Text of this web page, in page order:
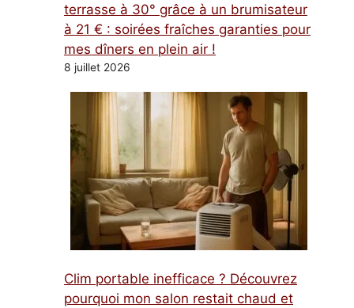
terrasse à 30° grâce à un brumisateur
à 21 € : soirées fraîches garanties pour
mes dîners en plein air !
8 juillet 2026
Clim portable inefficace ? Découvrez
pourquoi mon salon restait chaud et